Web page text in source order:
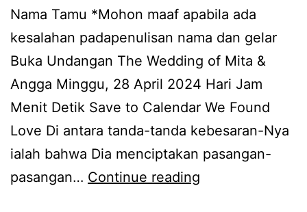
Nama Tamu *Mohon maaf apabila ada
kesalahan padapenulisan nama dan gelar
Buka Undangan The Wedding of Mita &
Angga Minggu, 28 April 2024 Hari Jam
Menit Detik Save to Calendar We Found
Love Di antara tanda-tanda kebesaran-Nya
ialah bahwa Dia menciptakan pasangan-
pasangan… Continue reading